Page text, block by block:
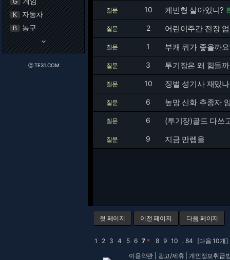
G
K 자동차
B 농구
keyboard_arrow_down
ⓒ TE31.COM
질문 10 케빈형 살아있니?
질문 2 어린이주간 전장
질문 1 부캐 뭐가 좋을까
질문 3 투기장은 왜 힘들
질문 10 징벌 성기사 재밌
질문 6 높망 신화 추종자
질문 6 (투기장)골드 다쓰
질문 9 지금 만렙을
첫 페이지 이전 페이지 다음 페이지
1 2 3 4 5 6 7＊ 8 9 10 .. 84
[다음 10개]
이용약관
광고/제휴 |개인정보취급